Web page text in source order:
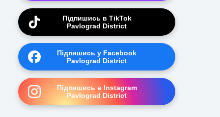
Підпишись в TikTok
Pavlograd District
Підпишись у Facebook
Pavlograd District
Підпишись в Instagram
Pavlograd District